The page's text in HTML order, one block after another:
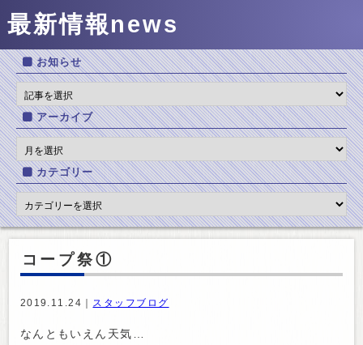
最新情報news
お知らせ
アーカイブ
カテゴリー
コープ祭①
2019.11.24｜ スタッフブログ
なんともいえん天気…